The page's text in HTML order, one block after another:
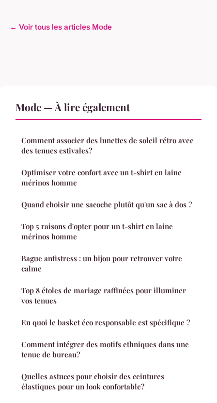
← Voir tous les articles Mode
Mode — À lire également
Comment associer des lunettes de soleil rétro avec
des tenues estivales?
Optimiser votre confort avec un t-shirt en laine
mérinos homme
Quand choisir une sacoche plutôt qu'un sac à dos ?
Top 5 raisons d'opter pour un t-shirt en laine
mérinos homme
Bague antistress : un bijou pour retrouver votre
calme
Top 8 étoles de mariage raffinées pour illuminer
vos tenues
En quoi le basket éco responsable est spécifique ?
Comment intégrer des motifs ethniques dans une
tenue de bureau?
Quelles astuces pour choisir des ceintures
élastiques pour un look confortable?